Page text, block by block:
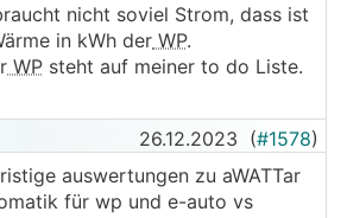
nicht soviel Strom, dass ist
in kWh der WP.
WP steht auf meiner to do Liste.
26.12.2023 (#1578)
auswertungen zu aWATTar
für wp und e-auto vs